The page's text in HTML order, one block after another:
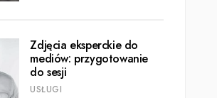
Zdjęcia eksperckie do
mediów: przygotowanie
do sesji
USŁUGI